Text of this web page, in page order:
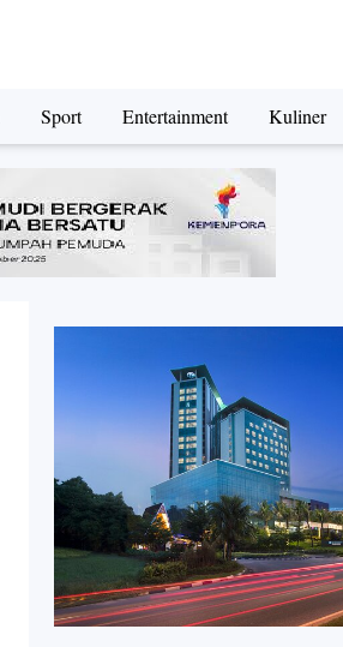
Sport Entertainment Kuliner